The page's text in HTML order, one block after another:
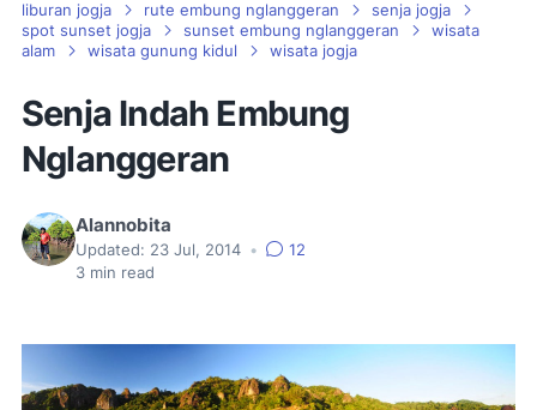
liburan jogja
rute embung nglanggeran
senja jogja
spot sunset jogja
sunset embung nglanggeran
wisata
alam
wisata gunung kidul wisata jogja
Senja Indah Embung
Nglanggeran
Alannobita
Updated: 23 Jul, 2014 •
12
3 min read